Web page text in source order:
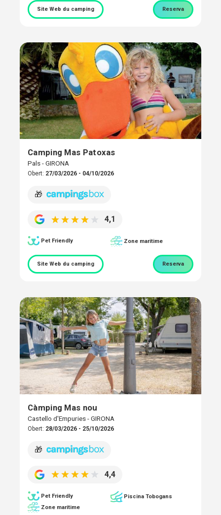
Site Web du camping Reserva
Camping Mas Patoxas
Pals - GIRONA
Obert: 27/03/2026 - 04/10/2026
🎁
4,1
Pet Friendly Zone maritime
Site Web du camping Reserva
Càmping Mas nou
Castello d'Empuries - GIRONA
Obert: 28/03/2026 - 25/10/2026
🎁
4,4
Pet Friendly
Piscina Tobogans
Zone maritime